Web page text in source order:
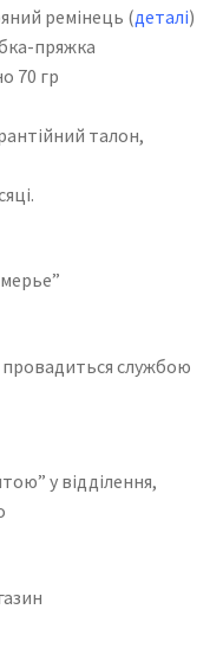
ремінець (деталі)
пряжка
70 гр
талон,
службою
у відділення,